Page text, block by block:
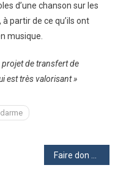
d’une chanson sur les
partir de ce qu’ils ont
musique.
projet de transfert de
est très valorisant »